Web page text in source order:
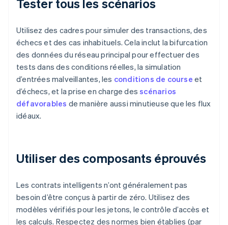
Tester tous les scénarios
Utilisez des cadres pour simuler des transactions, des
échecs et des cas inhabituels. Cela inclut la bifurcation
des données du réseau principal pour effectuer des
tests dans des conditions réelles, la simulation
d’entrées malveillantes, les conditions de course et
d’échecs, et la prise en charge desscénarios
défavorables de manière aussi minutieuse que les flux
idéaux.
Utiliser des composants éprouvés
Les contrats intelligents n’ont généralement pas
besoin d’être conçus à partir de zéro. Utilisez des
modèles vérifiés pour les jetons, le contrôle d’accès et
les calculs. Respectez des normes bien établies (par